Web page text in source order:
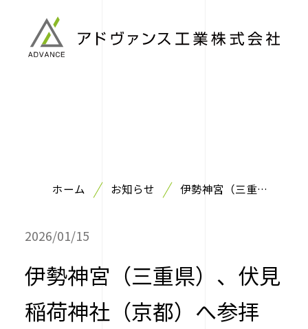
ホーム お知らせ
伊勢神宮（三重
2026/01/15
伊勢神宮（三重県）、伏見
稲荷神社（京都）へ参拝